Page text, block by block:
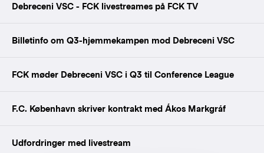
Debreceni VSC - FCK livestreames på FCK TV
Billetinfo om Q3-hjemmekampen mod Debreceni VSC
FCK møder Debreceni VSC i Q3 til Conference League
F.C. København skriver kontrakt med Ákos Markgráf
Udfordringer med livestream